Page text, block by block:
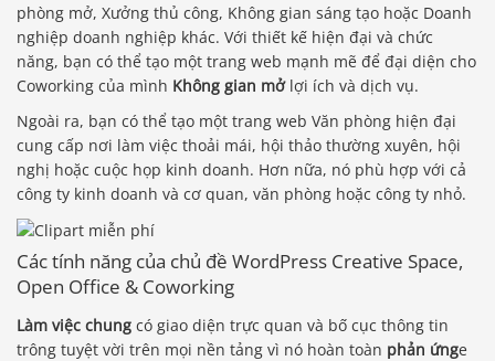
phòng mở, Xưởng thủ công, Không gian sáng tạo hoặc Doanh
nghiệp doanh nghiệp khác. Với thiết kế hiện đại và chức
năng, bạn có thể tạo một trang web mạnh mẽ để đại diện cho
Coworking của mình Không gian mởlợi ích và dịch vụ.
Ngoài ra, bạn có thể tạo một trang web Văn phòng hiện đại
cung cấp nơi làm việc thoải mái, hội thảo thường xuyên, hội
nghị hoặc cuộc họp kinh doanh. Hơn nữa, nó phù hợp với cả
công ty kinh doanh và cơ quan, văn phòng hoặc công ty nhỏ.
Các tính năng của chủ đề WordPress Creative Space,
Open Office & Coworking
Làm việc chung có giao diện trực quan và bố cục thông tin
trông tuyệt vời trên mọi nền tảng vì nó hoàn toàn phản ứnge